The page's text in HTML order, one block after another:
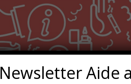
Newsletter Aide